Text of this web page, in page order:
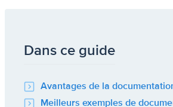
Dans ce guide
Avantages de la
Meilleurs exemples de